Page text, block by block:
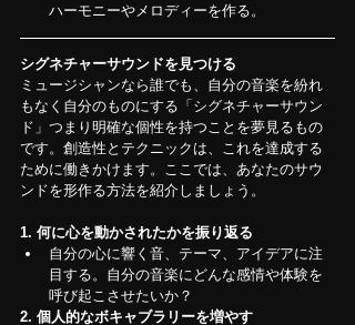
ハーモニーやメロディーを作る。
シグネチャーサウンドを見つける
ミュージシャンなら誰でも、自分の音楽を紛れ
もなく自分のものにする「シグネチャーサウン
ド」つまり明確な個性を持つことを夢見るもの
です。創造性とテクニックは、これを達成する
ために働きかけます。ここでは、あなたのサウ
ンドを形作る方法を紹介しましょう。
1. 何に心を動かされたかを振り返る
自分の心に響く音、テーマ、アイデアに注
目する。自分の音楽にどんな感情や体験を
呼び起こさせたいか？
2. 個人的なボキャブラリーを増やす